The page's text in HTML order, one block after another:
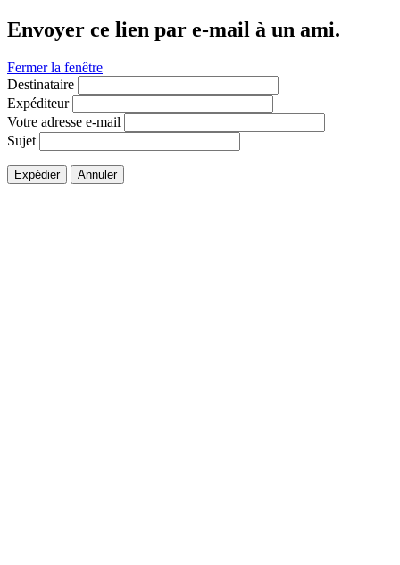
Envoyer ce lien par e-mail à un ami.
Fermer la fenêtre
Destinataire
Expéditeur
Votre adresse e-mail
Sujet
Expédier Annuler